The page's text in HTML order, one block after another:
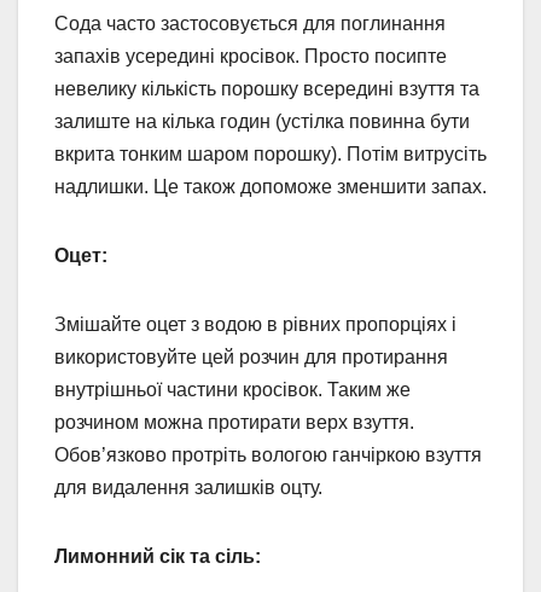
Сода часто застосовується для поглинання
запахів усередині кросівок. Просто посипте
невелику кількість порошку всередині взуття та
залиште на кілька годин (устілка повинна бути
вкрита тонким шаром порошку). Потім витрусіть
надлишки. Це також допоможе зменшити запах.
Оцет:
Змішайте оцет з водою в рівних пропорціях і
використовуйте цей розчин для протирання
внутрішньої частини кросівок. Таким же
розчином можна протирати верх взуття.
Обов’язково протріть вологою ганчіркою взуття
для видалення залишків оцту.
Лимонний сік та сіль: